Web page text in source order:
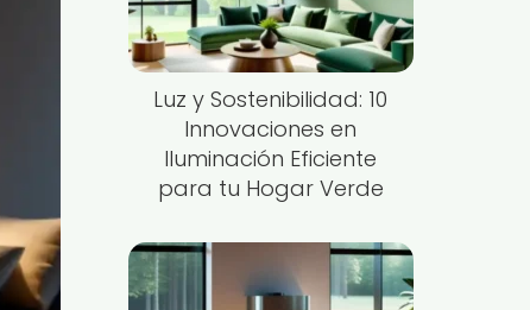
Luz y Sostenibilidad: 10
Innovaciones en
Iluminación Eficiente
para tu Hogar Verde